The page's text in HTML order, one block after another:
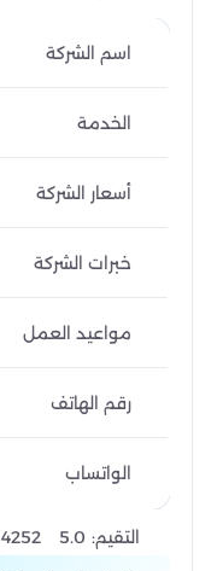
اسم الشركة
الخدمة
أسعار الشركة
خبرات الشركة
مواعيد العمل
رقم الهاتف
الواتساب
التقيم: 5.0
4252